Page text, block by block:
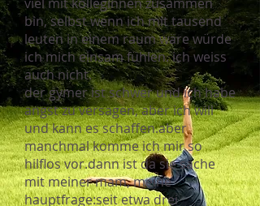
bin, selbst wenn ich mit tausend
leuten in einem raum wäre würde
ich mich einsam fühlen. ich weiss
auch nicht.
der gymer ist schwer und ich habe
angst zu versagen, aber ich will
und kann es schaffen.aber
manchmal komme ich mir so
hilflos vor.dann ist da sie sache
mit meiner mam, meine
hauptfrage:seit etwa drei